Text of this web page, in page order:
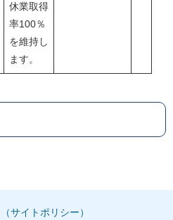
休業取得
率100％
を維持し
ます。
サイトポリシー）